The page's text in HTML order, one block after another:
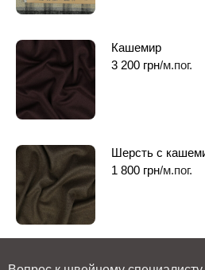
Кашемир
3 200 грн/м.пог.
Шерсть с
1 800 грн/м.пог.